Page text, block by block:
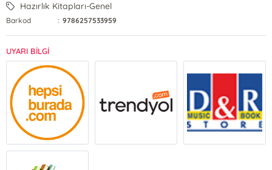
Hazırlık Kitapları-Genel
Barkod : 9786257533959
UYARI BİLGİ